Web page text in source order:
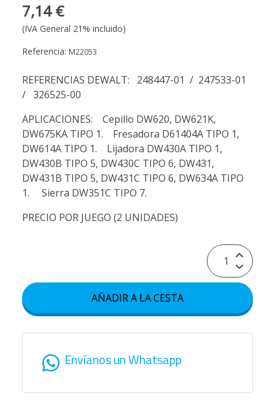
7,14 €
(IVA General 21% incluido)
Referencia: M22053
REFERENCIAS DEWALT: 248447-01 / 247533-01
/ 326525-00
APLICACIONES: Cepillo DW620, DW621K,
DW675KA TIPO 1. Fresadora D61404A TIPO 1,
DW614A TIPO 1. Lijadora DW430A TIPO 1,
DW430B TIPO 5, DW430C TIPO 6, DW431,
DW431B TIPO 5, DW431C TIPO 6, DW634A TIPO
1. Sierra DW351C TIPO 7.
PRECIO POR JUEGO (2 UNIDADES)
AÑADIR A LA CESTA
Envíanos un Whatsapp